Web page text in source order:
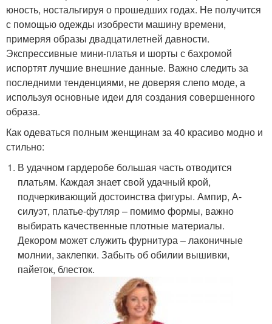
юность, ностальгируя о прошедших годах. Не получится
с помощью одежды изобрести машину времени,
примеряя образы двадцатилетней давности.
Экспрессивные мини-платья и шорты с бахромой
испортят лучшие внешние данные. Важно следить за
последними тенденциями, не доверяя слепо моде, а
используя основные идеи для создания совершенного
образа.
Как одеваться полным женщинам за 40 красиво модно и
стильно:
В удачном гардеробе большая часть отводится
платьям. Каждая знает свой удачный крой,
подчеркивающий достоинства фигуры. Ампир, А-
силуэт, платье-футляр – помимо формы, важно
выбирать качественные плотные материалы.
Декором может служить фурнитура – лаконичные
молнии, заклепки. Забыть об обилии вышивки,
пайеток, блесток.